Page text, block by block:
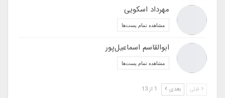
مهرداد اسکویی
مشاهده تمام پست‌ها
ابوالقاسم اسماعیل‌پور
مشاهده تمام پست‌ها
قبلی بعدی